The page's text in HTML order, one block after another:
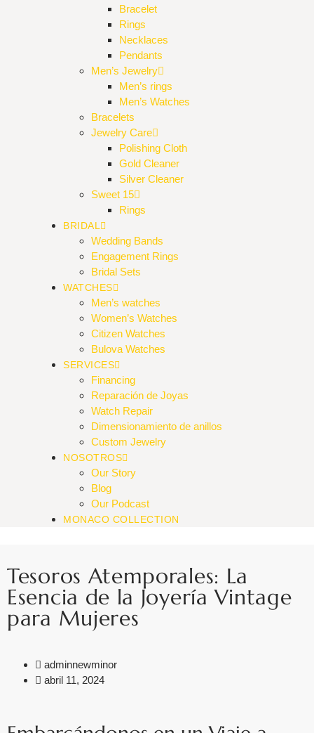
Bracelet
Rings
Necklaces
Pendants
Men’s Jewelry
Men’s rings
Men’s Watches
Bracelets
Jewelry Care
Polishing Cloth
Gold Cleaner
Silver Cleaner
Sweet 15
Rings
BRIDAL
Wedding Bands
Engagement Rings
Bridal Sets
WATCHES
Men’s watches
Women’s Watches
Citizen Watches
Bulova Watches
SERVICES
Financing
Reparación de Joyas
Watch Repair
Dimensionamiento de anillos
Custom Jewelry
NOSOTROS
Our Story
Blog
Our Podcast
MONACO COLLECTION
Tesoros Atemporales: La
Esencia de la Joyería Vintage
para Mujeres
adminnewminor
abril 11, 2024